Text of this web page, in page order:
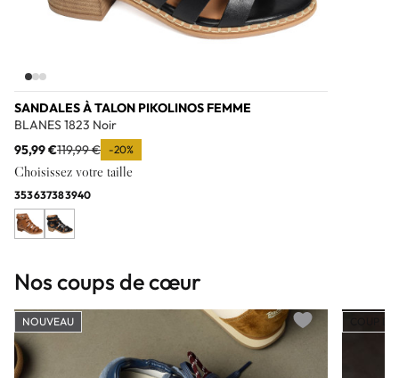
SANDALES À TALON PIKOLINOS FEMME
BLANES 1823 Noir
95,99 €119,99 € -20%
Choisissez votre taille
353637383940
Nos coups de cœur
NOUVEAU
Add to wishlist